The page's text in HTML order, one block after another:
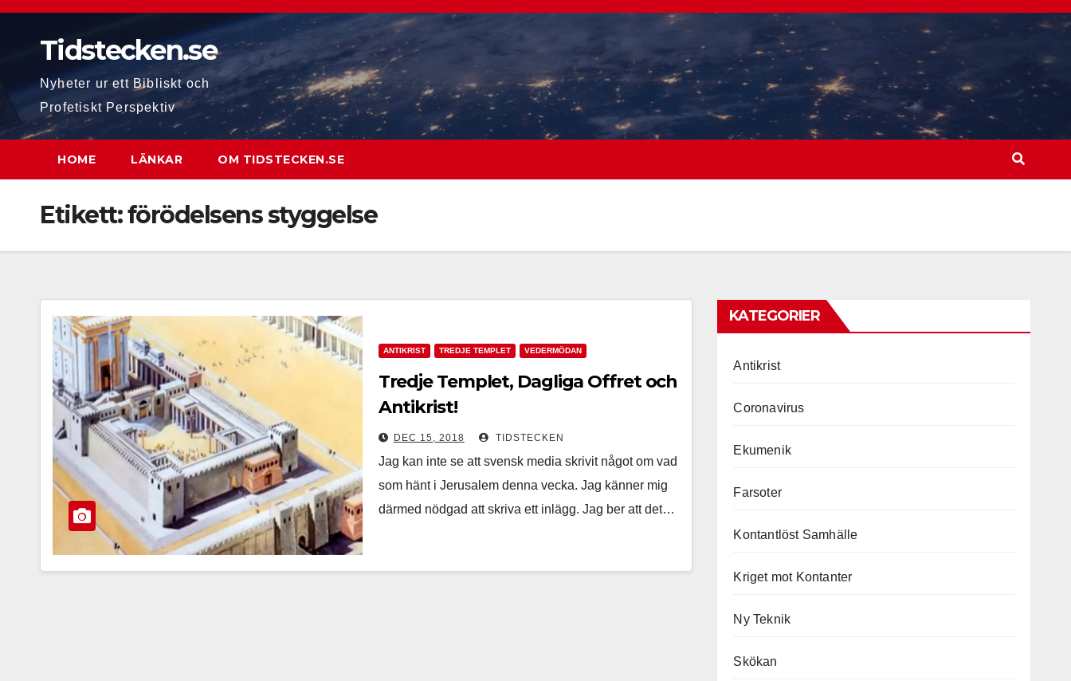
Hoppa
Tidstecken.se
Nyheter ur ett Bibliskt och
Profetiskt Perspektiv
HOME LÄNKAR OM TIDSTECKEN.SE
Etikett:förödelsens styggelse
ANTIKRIST TREDJE TEMPLET VEDERMÖDAN
Tredje Templet, Dagliga Offret och
Antikrist!
DEC 15, 2018 TIDSTECKEN
Jag kan inte se att svensk media skrivit något om vad
som hänt i Jerusalem denna vecka. Jag känner mig
därmed nödgad att skriva ett inlägg. Jag ber att det…
KATEGORIER
Antikrist
Coronavirus
Ekumenik
Farsoter
Kontantlöst Samhälle
Kriget mot Kontanter
Ny Teknik
Skökan